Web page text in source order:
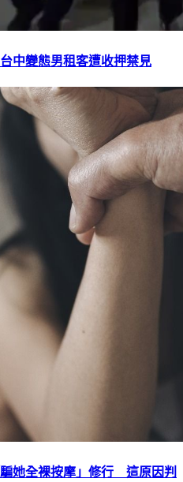
中變態男租客遭收押禁見
她全裸按摩」修行 這原因判